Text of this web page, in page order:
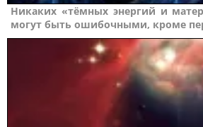
Никаких «тёмных энергий и
могут быть ошибочными, кроме